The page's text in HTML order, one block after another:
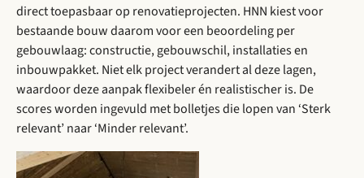
direct toepasbaar op renovatieprojecten. HNN kiest voor
bestaande bouw daarom voor een beoordeling per
gebouwlaag: constructie, gebouwschil, installaties en
inbouwpakket. Niet elk project verandert al deze lagen,
waardoor deze aanpak flexibeler én realistischer is. De
scores worden ingevuld met bolletjes die lopen van ‘Sterk
relevant’ naar ‘Minder relevant’.